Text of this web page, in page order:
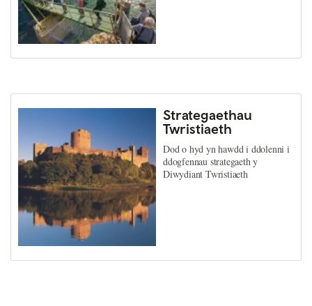
Strategaethau
Twristiaeth
Dod o hyd yn hawdd i ddolenni i
ddogfennau strategaeth y
Diwydiant Twristiaeth